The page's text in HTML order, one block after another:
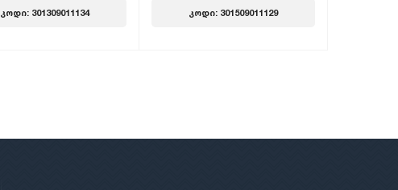
კოდი: 301309011134 კოდი: 301509011129